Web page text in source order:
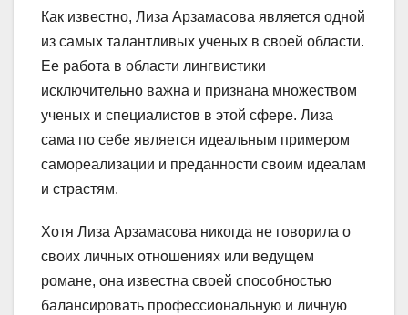
Как известно, Лиза Арзамасова является одной
из самых талантливых ученых в своей области.
Ее работа в области лингвистики
исключительно важна и признана множеством
ученых и специалистов в этой сфере. Лиза
сама по себе является идеальным примером
самореализации и преданности своим идеалам
и страстям.
Хотя Лиза Арзамасова никогда не говорила о
своих личных отношениях или ведущем
романе, она известна своей способностью
балансировать профессиональную и личную